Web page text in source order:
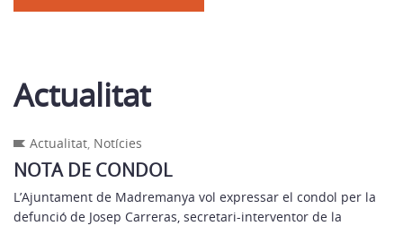
Actualitat
Actualitat, Notícies
NOTA DE CONDOL
L’Ajuntament de Madremanya vol expressar el condol per la
defunció de Josep Carreras, secretari-interventor de la